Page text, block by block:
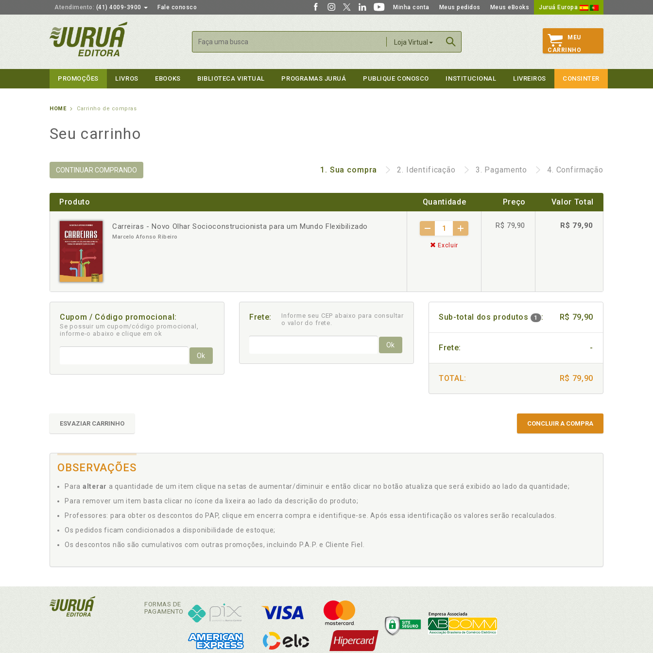
Atendimento: (41) 4009-3900 Fale conosco Minha conta Meus pedidos Meus eBooks Juruá Europa
Loja Virtual
Buscar
MEU
CARRINHO
PROMOÇÕES LIVROS EBOOKS BIBLIOTECA VIRTUAL PROGRAMAS JURUÁ PUBLIQUE CONOSCO INSTITUCIONAL LIVREIROS CONSINTER
HOME Carrinho de compras
Seu carrinho
CONTINUAR COMPRANDO 1. Sua compra 2. Identificação 3. Pagamento 4. Confirmação
Produto Quantidade Preço Valor Total
Carreiras - Novo Olhar Socioconstrucionista para um Mundo Flexibilizado
Marcelo Afonso Ribeiro
- +
Excluir
R$ 79,90 R$ 79,90
Cupom / Código promocional:
Se possuir um cupom/código promocional,
informe-o abaixo e clique em ok
Ok
Frete:
Informe seu CEP abaixo para consultar
o valor do frete.
Ok
Sub-total dos produtos 1 : R$ 79,90
Frete: -
TOTAL: R$ 79,90
ESVAZIAR CARRINHO CONCLUIR A COMPRA
OBSERVAÇÕES
Para alterar a quantidade de um item clique na setas de aumentar/diminuir e então clicar no botão atualiza que será exibido ao lado da quantidade;
Para remover um item basta clicar no ícone da lixeira ao lado da descrição do produto;
Professores: para obter os descontos do PAP, clique em encerra compra e identifique-se. Após essa identificação os valores serão recalculados.
Os pedidos ficam condicionados a disponibilidade de estoque;
Os descontos não são cumulativos com outras promoções, incluindo P.A.P. e Cliente Fiel.
FORMAS DE
PAGAMENTO